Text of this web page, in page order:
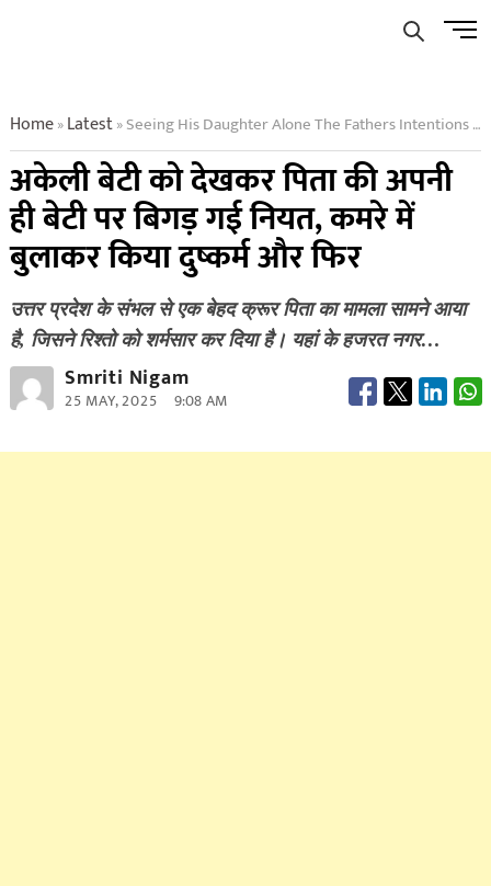
Menu
Home»Latest»Seeing His Daughter Alone The Fathers Intentions Got Spoilt Towards His Own Daughter He Called Her In The Room And Raped Her And Then
अकेली बेटी को देखकर पिता की अपनी
ही बेटी पर बिगड़ गई नियत, कमरे में
बुलाकर किया दुष्कर्म और फिर
उत्तर प्रदेश के संभल से एक बेहद क्रूर पिता का मामला सामने आया
है, जिसने रिश्तो को शर्मसार कर दिया है। यहां के हजरत नगर…
Smriti Nigam
25 MAY, 2025 9:08 AM